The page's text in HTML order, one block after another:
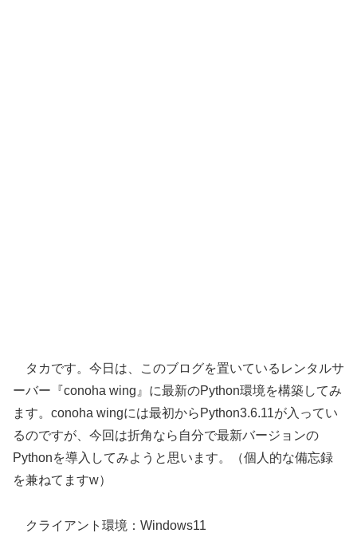
タカです。今日は、このブログを置いているレンタルサ
ーバー『conoha wing』に最新のPython環境を構築してみ
ます。conoha wingには最初からPython3.6.11が入ってい
るのですが、今回は折角なら自分で最新バージョンの
Pythonを導入してみようと思います。（個人的な備忘録
を兼ねてますw）
クライアント環境：Windows11